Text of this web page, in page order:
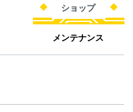
ショップ
メンテナンス